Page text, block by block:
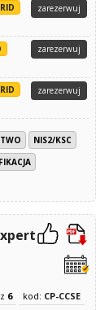
zarezerwuj
zarezerwuj
zarezerwuj
NIS2/KSC
6 kod: CP-CCSE